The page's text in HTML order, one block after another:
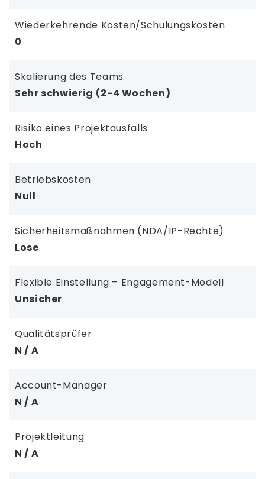
Wiederkehrende Kosten/Schulungskosten
0
Skalierung des Teams
Sehr schwierig (2-4 Wochen)
Risiko eines Projektausfalls
Hoch
Betriebskosten
Null
Sicherheitsmaßnahmen (NDA/IP-Rechte)
Lose
Flexible Einstellung – Engagement-Modell
Unsicher
Qualitätsprüfer
N / A
Account-Manager
N / A
Projektleitung
N / A